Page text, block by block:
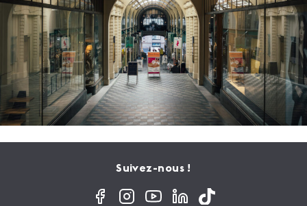
Suivez-nous !